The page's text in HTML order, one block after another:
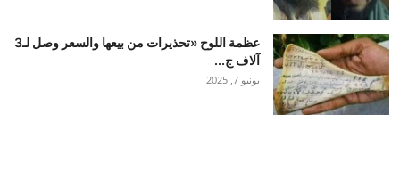
عظمة اللوح «تحذيرات من بيعها والسعر وصل لـ3
آلاف ج...
يونيو 7, 2025